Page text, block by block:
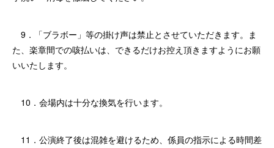
9．「ブラボー」等の掛け声は禁止とさせていただきます。ま
た、楽章間での咳払いは、できるだけお控え頂きますようにお願
いいたします。
10．会場内は十分な換気を行います。
11．公演終了後は混雑を避けるため、係員の指示による時間差